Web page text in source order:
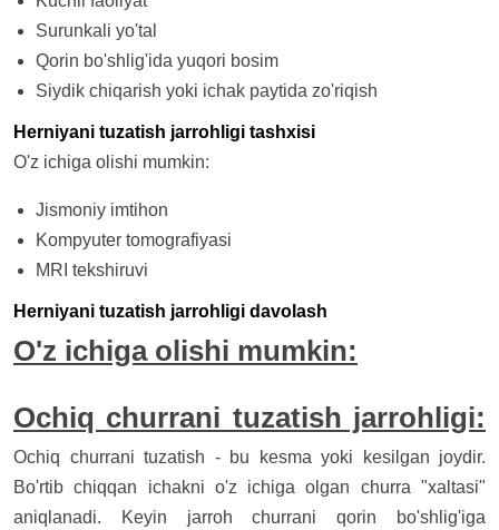
Surunkali yo'tal
Qorin bo'shlig'ida yuqori bosim
Siydik chiqarish yoki ichak paytida zo'riqish
Herniyani tuzatish jarrohligi tashxisi
O'z ichiga olishi mumkin:
Jismoniy imtihon
Kompyuter tomografiyasi
MRI tekshiruvi
Herniyani tuzatish jarrohligi davolash
O'z ichiga olishi mumkin:
Ochiq churrani tuzatish jarrohligi:
Ochiq churrani tuzatish - bu kesma yoki kesilgan joydir.
Bo'rtib chiqqan ichakni o'z ichiga olgan churra "xaltasi"
aniqlanadi. Keyin jarroh churrani qorin bo'shlig'iga